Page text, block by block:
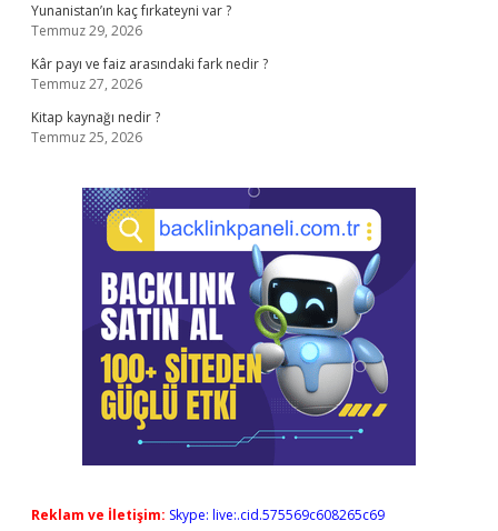
Yunanistan’ın kaç fırkateyni var ?
Temmuz 29, 2026
Kâr payı ve faiz arasındaki fark nedir ?
Temmuz 27, 2026
Kitap kaynağı nedir ?
Temmuz 25, 2026
Reklam ve İletişim: Skype: live:.cid.575569c608265c69